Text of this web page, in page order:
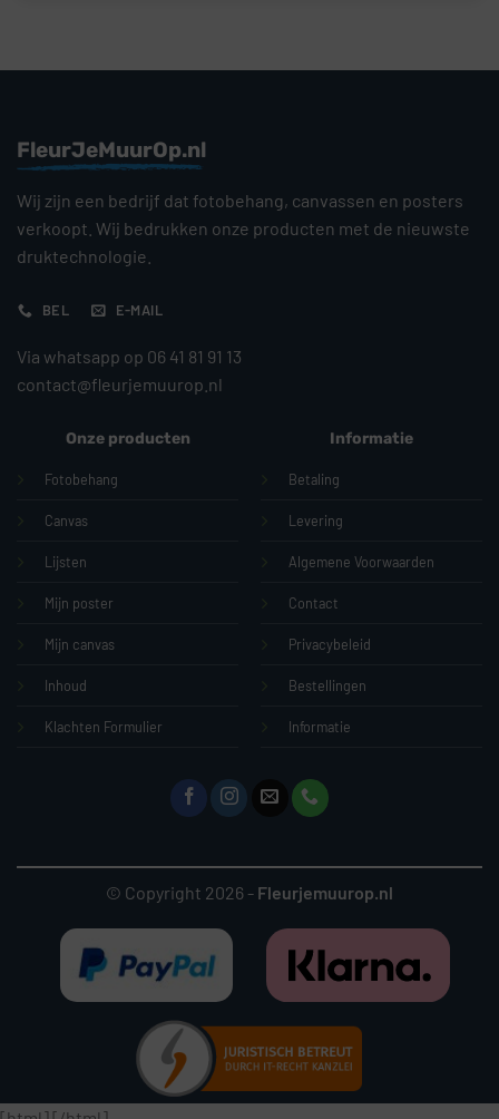
FleurJeMuurOp.nl
Wij zijn een bedrijf dat fotobehang, canvassen en posters
verkoopt. Wij bedrukken onze producten met de nieuwste
druktechnologie.
BEL E-MAIL
Via whatsapp op 06 41 81 91 13
contact@fleurjemuurop.nl
Onze producten
Fotobehang
Canvas
Lijsten
Mijn poster
Mijn canvas
Inhoud
Klachten Formulier
Informatie
Betaling
Levering
Algemene Voorwaarden
Contact
Privacybeleid
Bestellingen
Informatie
© Copyright 2026 - Fleurjemuurop.nl